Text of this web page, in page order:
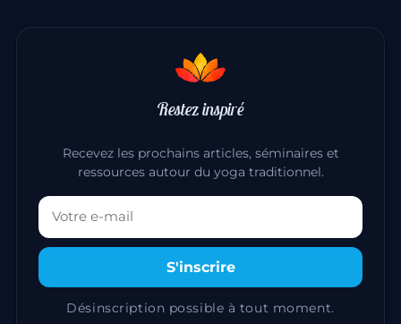
Restez inspiré
Recevez les prochains articles, séminaires et
ressources autour du yoga traditionnel.
Votre adresse email
S'inscrire
Désinscription possible à tout moment.